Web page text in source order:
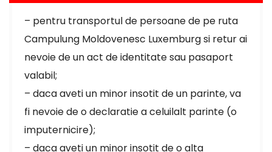
– pentru transportul de persoane de pe ruta
Campulung Moldovenesc Luxemburg si retur ai
nevoie de un act de identitate sau pasaport
valabil;
– daca aveti un minor insotit de un parinte, va
fi nevoie de o declaratie a celuilalt parinte (o
imputernicire);
– daca aveti un minor insotit de o alta